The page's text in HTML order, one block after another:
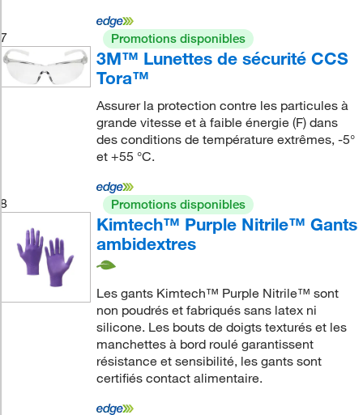
7 Promotions disponibles
3M™ Lunettes de sécurité CCS
Tora™
Assurer la protection contre les particules à
grande vitesse et à faible énergie (F) dans
des conditions de température extrêmes, -5°
et +55 °C.
8 Promotions disponibles
Kimtech™ Purple Nitrile™ Gants
ambidextres
Les gants Kimtech™ Purple Nitrile™ sont
non poudrés et fabriqués sans latex ni
silicone. Les bouts de doigts texturés et les
manchettes à bord roulé garantissent
résistance et sensibilité, les gants sont
certifiés contact alimentaire.